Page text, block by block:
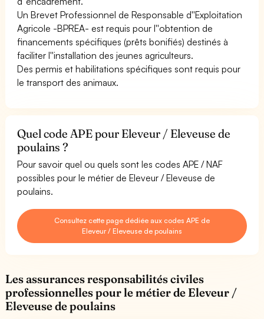
Un Brevet Professionnel de Responsable d''Exploitation
Agricole -BPREA- est requis pour l''obtention de
financements spécifiques (prêts bonifiés) destinés à
faciliter l''installation des jeunes agriculteurs.
Des permis et habilitations spécifiques sont requis pour
le transport des animaux.
Quel code APE pour Eleveur / Eleveuse de
poulains ?
Pour savoir quel ou quels sont les codes APE / NAF
possibles pour le métier de Eleveur / Eleveuse de
poulains.
Consultez cette page dédiée aux codes APE de
Eleveur / Eleveuse de poulains
Les assurances responsabilités civiles
professionnelles pour le métier de Eleveur /
Eleveuse de poulains